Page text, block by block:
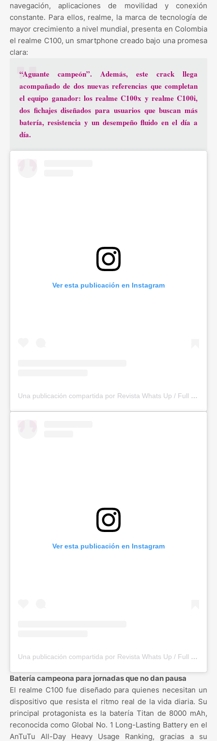
navegación, aplicaciones de movilidad y conexión
constante. Para ellos, realme, la marca de tecnología de
mayor crecimiento a nivel mundial, presenta en Colombia
el realme C100, un smartphone creado bajo una promesa
clara:
“Aguante campeón”. Además, este crack llega
acompañado de dos nuevas referencias que completan
el equipo ganador: los realme C100x y realme C100i,
dos fichajes diseñados para usuarios que buscan más
batería, resistencia y un desempeño fluido en el día a
día.
Ver esta publicación en Instagram
Una publicación compartida por Revista Whats Up / Full Magazine 🇨🇴📰📌 (@revistawhatsup)
Ver esta publicación en Instagram
Una publicación compartida por Revista Whats Up / Full Magazine 🇨🇴📰📌 (@revistawhatsup)
Batería campeona para jornadas que no dan pausa
El realme C100 fue diseñado para quienes necesitan un
dispositivo que resista el ritmo real de la vida diaria. Su
principal protagonista es la batería Titan de 8000 mAh,
reconocida como Global No. 1 Long-Lasting Battery en el
AnTuTu All-Day Heavy Usage Ranking, gracias a su